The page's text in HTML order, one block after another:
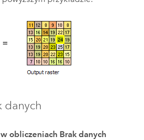
danych
obliczeniach Brak danych